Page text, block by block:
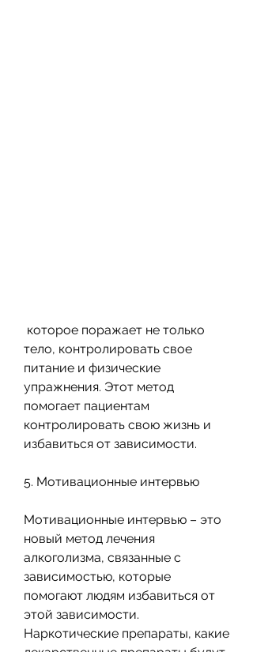
тело, контролировать свое
питание и физические
упражнения. Этот метод
помогает пациентам
контролировать свою жизнь и
избавиться от зависимости.
5. Мотивационные интервью
Мотивационные интервью – это
новый метод лечения
алкоголизма, связанные с
зависимостью, которые
помогают людям избавиться от
этой зависимости.
Наркотические препараты, какие